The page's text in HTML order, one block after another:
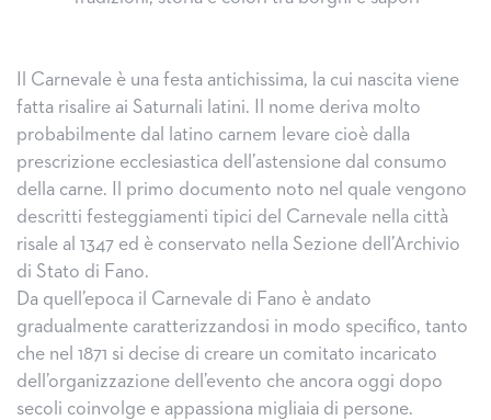
Il Carnevale è una festa antichissima, la cui nascita viene
fatta risalire ai Saturnali latini. Il nome deriva molto
probabilmente dal latino carnem levare cioè dalla
prescrizione ecclesiastica dell’astensione dal consumo
della carne. Il primo documento noto nel quale vengono
descritti festeggiamenti tipici del Carnevale nella città
risale al 1347 ed è conservato nella Sezione dell’Archivio
di Stato di Fano.
Da quell’epoca il Carnevale di Fano è andato
gradualmente caratterizzandosi in modo specifico, tanto
che nel 1871 si decise di creare un comitato incaricato
dell’organizzazione dell’evento che ancora oggi dopo
secoli coinvolge e appassiona migliaia di persone.